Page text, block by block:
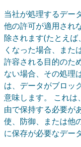
当社が処理するデー
他の許可が適用され
除されます(たとえ
くなった場合、また
許容される目的のた
ない場合、その処理
は、データがブロッ
意味します。 これ
由で保持する必要が
使、防御、または他
に保存が必要なデー